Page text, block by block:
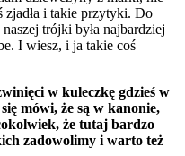
zjadła i takie przytyki. Do
trójki była najbardziej
I wiesz, i ja takie coś
w kuleczkę gdzieś w
mówi, że są w kanonie,
że tutaj bardzo
zadowolimy i warto też